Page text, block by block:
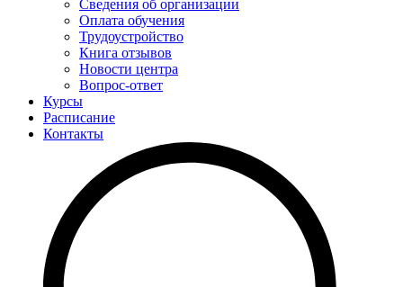
Сведения об организации
Оплата обучения
Трудоустройство
Книга отзывов
Новости центра
Вопрос-ответ
Курсы
Расписание
Контакты